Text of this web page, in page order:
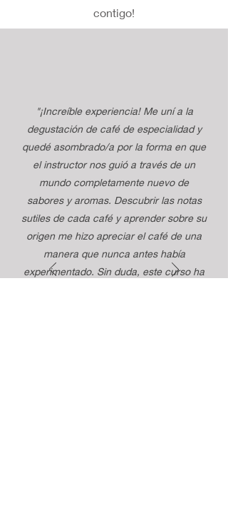
contigo!
"¡Increíble experiencia! Me uní a la
degustación de café de especialidad y
quedé asombrado/a por la forma en que
el instructor nos guió a través de un
mundo completamente nuevo de
sabores y aromas. Descubrir las notas
sutiles de cada café y aprender sobre su
origen me hizo apreciar el café de una
manera que nunca antes había
experimentado. Sin duda, este curso ha